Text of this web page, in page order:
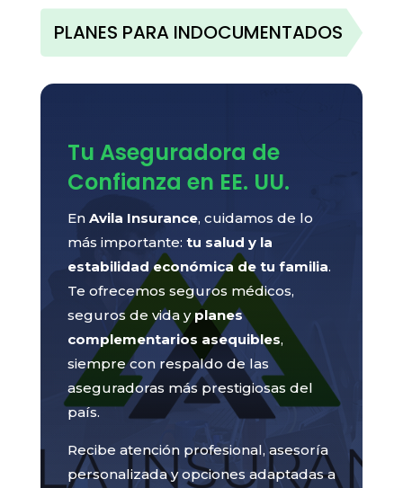
PLANES PARA INDOCUMENTADOS
Tu Aseguradora de
Confianza en EE. UU.
En Avila Insurance, cuidamos de lo
más importante: tu salud y la
estabilidad económica de tu familia.
Te ofrecemos seguros médicos,
seguros de vida yplanes
complementarios asequibles,
siempre con respaldo de las
aseguradoras más prestigiosas del
país.
Recibe atención profesional, asesoría
personalizada y opciones adaptadas a